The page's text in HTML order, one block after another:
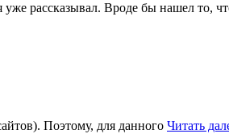
рассказывал. Вроде бы нашел то,
Поэтому, для данного Читать